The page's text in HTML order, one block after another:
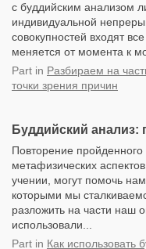
с буддийским анализом
индивидуальной
совокупностей входят
меняется от момента к
Part in Разбираем на
точки зрения причин
Буддийский анализ:
Повторение
метафизических
учении, могут помочь
которыми мы
разложить на части наш
использовали...
Part in Как использовать